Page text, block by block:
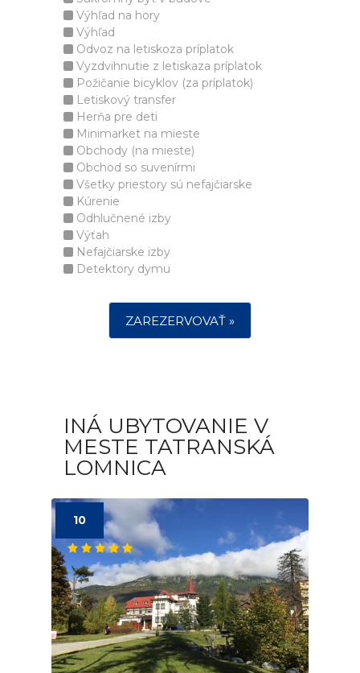
Výhľad na hory
Výhľad
Odvoz na letiskoza príplatok
Vyzdvihnutie z letiskaza príplatok
Požičanie bicyklov (za príplatok)
Letiskový transfer
Herňa pre deti
Minimarket na mieste
Obchody (na mieste)
Obchod so suvenírmi
Všetky priestory sú nefajčiarske
Kúrenie
Odhlučnené izby
Výťah
Nefajčiarske izby
Detektory dymu
ZAREZERVOVAŤ »
INÁ UBYTOVANIE V
MESTE TATRANSKÁ
LOMNICA
10